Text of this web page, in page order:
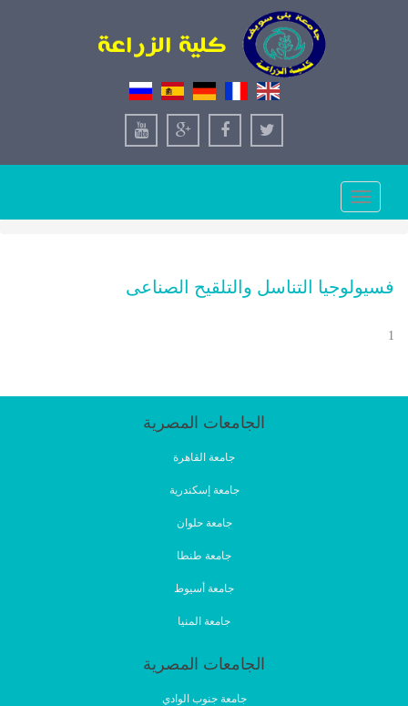
Toggle
navigation
فسيولوجيا التناسل والتلقيح الصناعى
1
الجامعات المصرية
جامعة القاهرة
جامعة إسكندرية
جامعة حلوان
جامعة طنطا
جامعة أسيوط
جامعة المنيا
الجامعات المصرية
جامعة جنوب الوادي